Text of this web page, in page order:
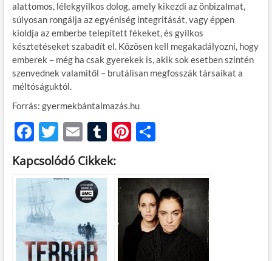
alattomos, lélekgyilkos dolog, amely kikezdi az önbizalmat,
súlyosan rongálja az egyéniség integritását, vagy éppen
kioldja az emberbe telepített fékeket, és gyilkos
késztetéseket szabadít el. Közösen kell megakadályozni, hogy
emberek – még ha csak gyerekek is, akik sok esetben szintén
szenvednek valamitől – brutálisan megfosszák társaikat a
méltóságuktól.
Forrás: gyermekbántalmazás.hu
F
ac
e
b
o
o
k
T
w
itt
er
E
m
ail
T
u
m
bl
Pi
es
t
O
m
e
g
Kapcsolódó Cikkek: